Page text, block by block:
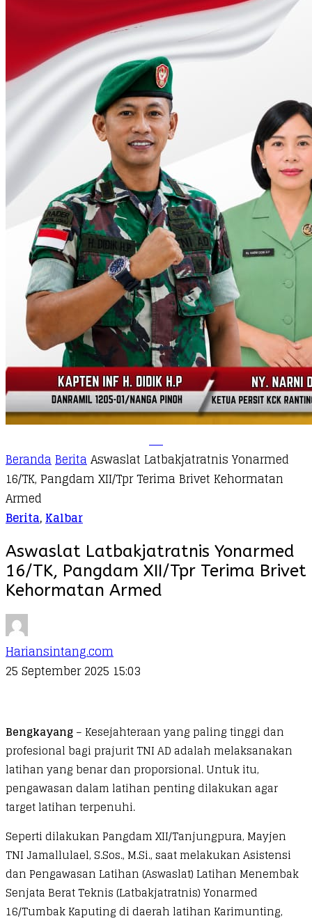
BerandaBeritaAswaslat Latbakjatratnis Yonarmed
16/TK, Pangdam XII/Tpr Terima Brivet Kehormatan
Armed
Berita,Kalbar
Aswaslat Latbakjatratnis Yonarmed
16/TK, Pangdam XII/Tpr Terima Brivet
Kehormatan Armed
Hariansintang.com
25 September 2025 15:03
Bengkayang– Kesejahteraan yang paling tinggi dan
profesional bagi prajurit TNI AD adalah melaksanakan
latihan yang benar dan proporsional. Untuk itu,
pengawasan dalam latihan penting dilakukan agar
target latihan terpenuhi.
Seperti dilakukan Pangdam XII/Tanjungpura, Mayjen
TNI Jamallulael, S.Sos., M.Si., saat melakukan Asistensi
dan Pengawasan Latihan (Aswaslat) Latihan Menembak
Senjata Berat Teknis (Latbakjatratnis) Yonarmed
16/Tumbak Kaputing di daerah latihan Karimunting,